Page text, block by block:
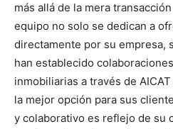
más allá de la mera
equipo no solo se dedican a
directamente por su empresa,
han establecido
inmobiliarias a través de
la mejor opción para sus
y colaborativo es reflejo de su